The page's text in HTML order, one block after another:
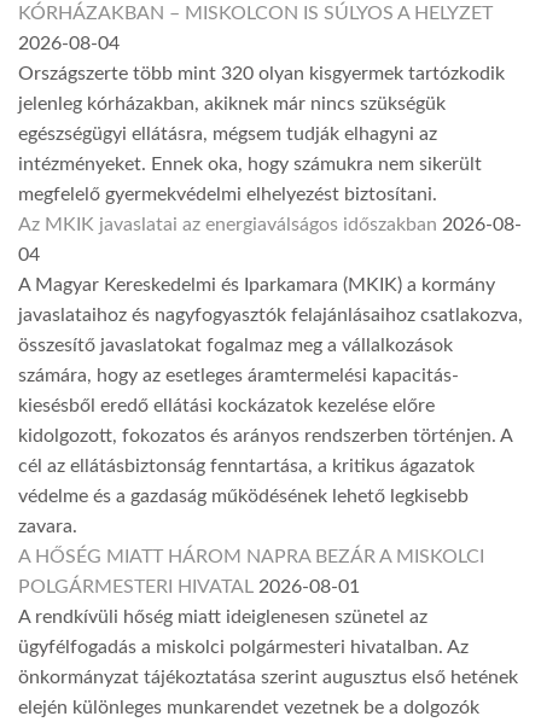
KÓRHÁZAKBAN – MISKOLCON IS SÚLYOS A HELYZET
2026-08-04
Országszerte több mint 320 olyan kisgyermek tartózkodik
jelenleg kórházakban, akiknek már nincs szükségük
egészségügyi ellátásra, mégsem tudják elhagyni az
intézményeket. Ennek oka, hogy számukra nem sikerült
megfelelő gyermekvédelmi elhelyezést biztosítani.
Az MKIK javaslatai az energiaválságos időszakban 2026-08-
04
A Magyar Kereskedelmi és Iparkamara (MKIK) a kormány
javaslataihoz és nagyfogyasztók felajánlásaihoz csatlakozva,
összesítő javaslatokat fogalmaz meg a vállalkozások
számára, hogy az esetleges áramtermelési kapacitás-
kiesésből eredő ellátási kockázatok kezelése előre
kidolgozott, fokozatos és arányos rendszerben történjen. A
cél az ellátásbiztonság fenntartása, a kritikus ágazatok
védelme és a gazdaság működésének lehető legkisebb
zavara.
A HŐSÉG MIATT HÁROM NAPRA BEZÁR A MISKOLCI
POLGÁRMESTERI HIVATAL 2026-08-01
A rendkívüli hőség miatt ideiglenesen szünetel az
ügyfélfogadás a miskolci polgármesteri hivatalban. Az
önkormányzat tájékoztatása szerint augusztus első hetének
elején különleges munkarendet vezetnek be a dolgozók